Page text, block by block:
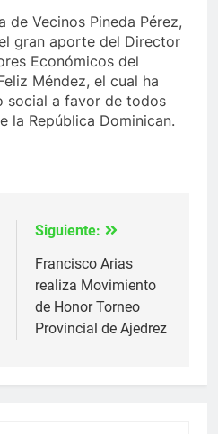
de Vecinos Pineda Pérez,
gran aporte del Director
Económicos del
Méndez, el cual ha
social a favor de todos
la República Dominican.
Siguiente:
Francisco Arias
realiza Movimiento
de Honor Torneo
Provincial de Ajedrez